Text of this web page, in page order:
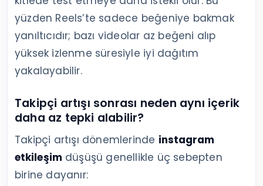
yüzden Reels’te sadece beğeniye bakmak
yanıltıcıdır; bazı videolar az beğeni alıp
yüksek izlenme süresiyle iyi dağıtım
yakalayabilir.
Takipçi artışı sonrası neden aynı içerik
daha az tepki alabilir?
Takipçi artışı dönemlerinde instagram
etkileşim düşüşü genellikle üç sebepten
birine dayanır: